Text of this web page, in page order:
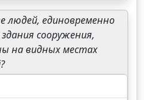
людей, единовременно
сооружения,
на видных местах